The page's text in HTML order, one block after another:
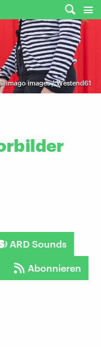
imago images / Westend61
ARD Sounds
Abonnieren